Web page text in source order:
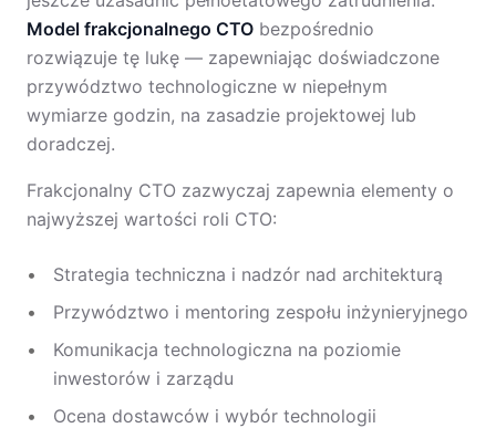
Model frakcjonalnego CTO bezpośrednio
rozwiązuje tę lukę — zapewniając doświadczone
przywództwo technologiczne w niepełnym
wymiarze godzin, na zasadzie projektowej lub
doradczej.
Frakcjonalny CTO zazwyczaj zapewnia elementy o
najwyższej wartości roli CTO:
Strategia techniczna i nadzór nad architekturą
Przywództwo i mentoring zespołu inżynieryjnego
Komunikacja technologiczna na poziomie
inwestorów i zarządu
Ocena dostawców i wybór technologii